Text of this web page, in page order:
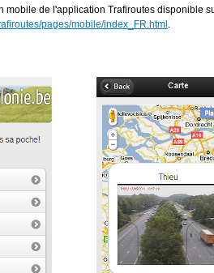
mobile de l'application Trafiroutes disponible
pages/mobile/index_FR.html .